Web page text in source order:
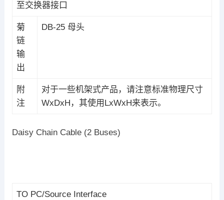
至交换器接口
菊
链
输
出
DB-25 母头
附
注
对于一些机架式产品，请注意标准物理尺寸
WxDxH，其使用LxWxH来表示。
Daisy Chain Cable (2 Buses)
TO PC/Source Interface